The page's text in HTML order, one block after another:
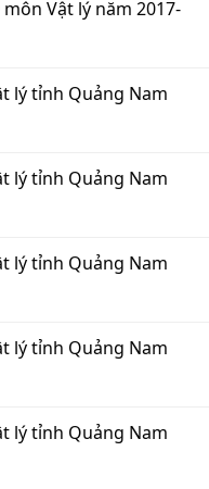
Vật lý năm 2017-
lý tỉnh Quảng Nam
lý tỉnh Quảng Nam
lý tỉnh Quảng Nam
lý tỉnh Quảng Nam
lý tỉnh Quảng Nam